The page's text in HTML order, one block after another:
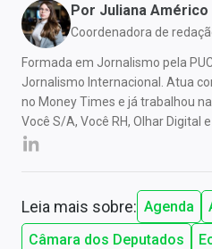
Por Juliana Américo
Coordenadora de
Formada em Jornalismo pela
Jornalismo Internacional. Atua
no Money Times e já trabalhou
Você S/A, Você RH, Olhar Digital
Leia mais sobre: Agenda
Câmara dos Deputados